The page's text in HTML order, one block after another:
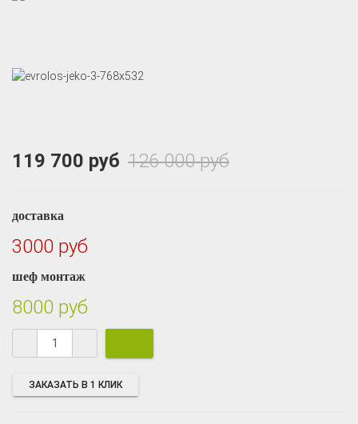
126 000 руб
119 700 руб
доставка
3000 руб
шеф монтаж
8000 руб
ЗАКАЗАТЬ В 1 КЛИК